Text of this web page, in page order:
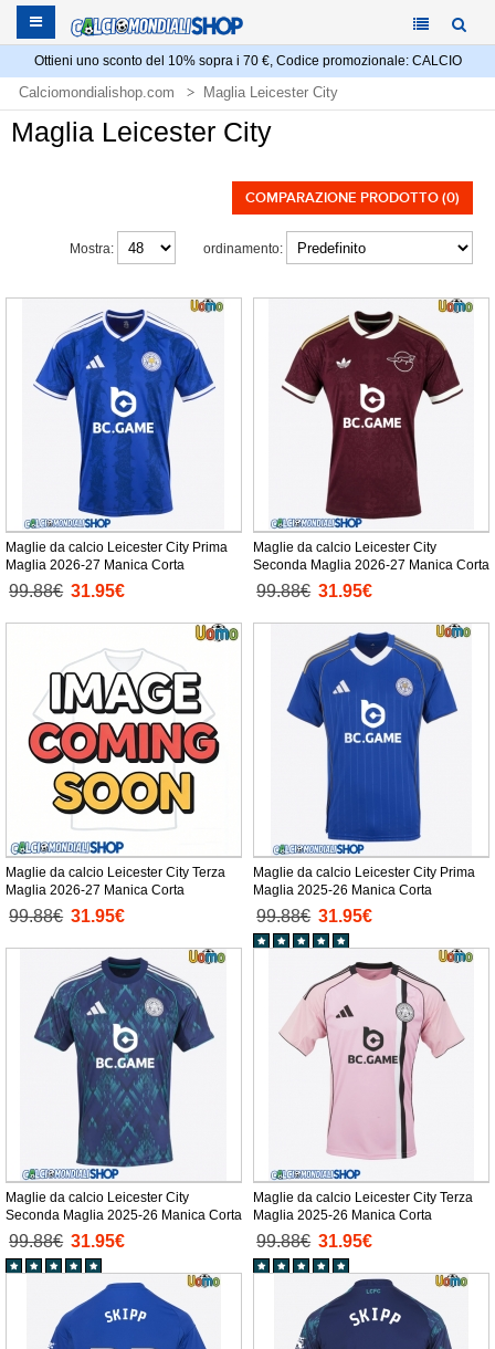
Ottieni uno sconto del 10% sopra i 70 €, Codice promozionale: CALCIO
Calciomondialishop.com Maglia Leicester City
Maglia Leicester City
COMPARAZIONE PRODOTTO (0)
ordinamento:
Mostra:
Maglie da calcio Leicester City Prima
Maglia 2026-27 Manica Corta
99.88€ 31.95€
Maglie da calcio Leicester City
Seconda Maglia 2026-27 Manica Corta
99.88€ 31.95€
Maglie da calcio Leicester City Terza
Maglia 2026-27 Manica Corta
99.88€ 31.95€
Maglie da calcio Leicester City Prima
Maglia 2025-26 Manica Corta
99.88€ 31.95€
Maglie da calcio Leicester City
Seconda Maglia 2025-26 Manica Corta
99.88€ 31.95€
Maglie da calcio Leicester City Terza
Maglia 2025-26 Manica Corta
99.88€ 31.95€